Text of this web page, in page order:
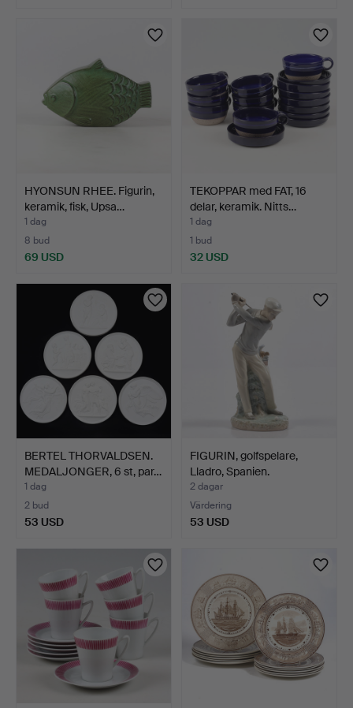
HYONSUN RHEE. Figurin,
keramik, fisk, Upsa…
1 dag
8 bud
69 USD
TEKOPPAR med FAT, 16
delar, keramik. Nitts…
1 dag
1 bud
32 USD
BERTEL THORVALDSEN.
MEDALJONGER, 6 st, par…
1 dag
2 bud
53 USD
FIGURIN, golfspelare,
Lladro, Spanien.
2 dagar
Värdering
53 USD